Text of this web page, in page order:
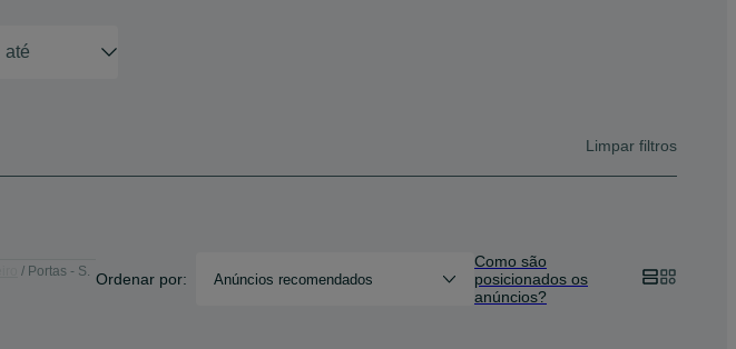
Limpar filtros
Portas - S.
Ordenar por: Anúncios recomendados
Como são
posicionados os
anúncios?